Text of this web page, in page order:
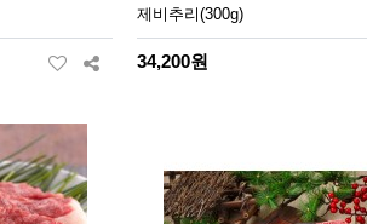
제비추리(300g)
34,200원